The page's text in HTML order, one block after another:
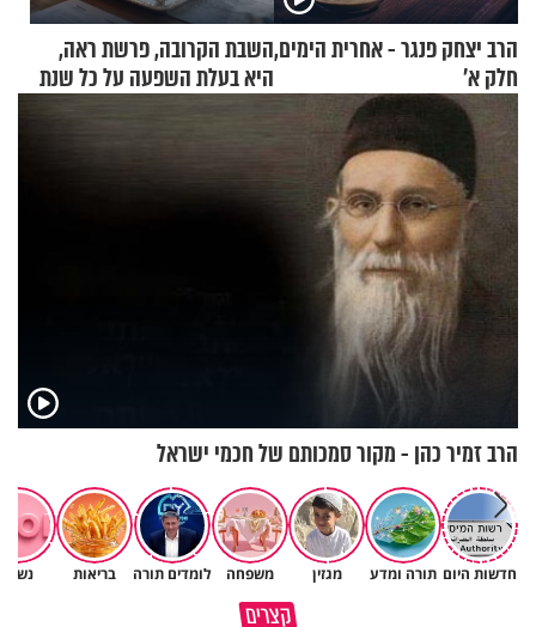
הרב יצחק פנגר - אחרית הימים,
חלק א’
השבת הקרובה, פרשת ראה,
היא בעלת השפעה על כל שנת
הרב זמיר כהן - מקור סמכותם של חכמי ישראל
חדשות היום תורה ומדע מגזין משפחה לומדים תורה בריאות נשים
קצרים
הבן שלך לא מרגיש כלום, אין לך
סגולה שתעזור לכם למתן את